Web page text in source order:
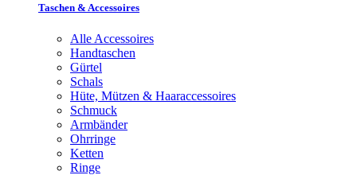
Taschen & Accessoires
Alle Accessoires
Handtaschen
Gürtel
Schals
Hüte, Mützen & Haaraccessoires
Schmuck
Armbänder
Ohrringe
Ketten
Ringe